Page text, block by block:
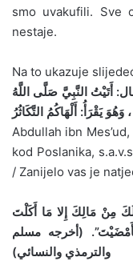
smo uvakufili. Sve
nestaje.
Na to ukazuje
أَتَيْتُ النَّبِيَّ صَلَّى اللَّهُ
يَقْرَأُ: أَلْهَاكُمُ التَّكَاثُرُ
Abdullah ibn
kod Poslanika,
/ Zanijelo vas je
مِنْ مَالِكَ إِلا مَا أَكَلْتَ
(أخرجه مسلم
والترمذي والنسائي)